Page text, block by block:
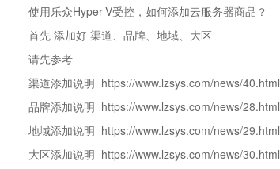
使用乐众Hyper-V受控，如何添加云服务器商品？
首先 添加好 渠道、品牌、地域、大区
请先参考
渠道添加说明 https://www.lzsys.com/news/40.html
品牌添加说明 https://www.lzsys.com/news/28.html
地域添加说明 https://www.lzsys.com/news/29.html
大区添加说明 https://www.lzsys.com/news/30.html